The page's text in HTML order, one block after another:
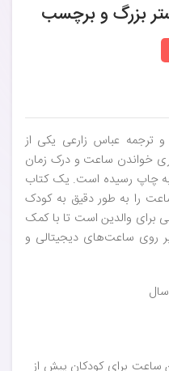
بزرگ و برچسب
ترجمه عباس زارعی یکی از
خواندن ساعت و درک زمان
چاپ رسیده است. یک کتاب
را به طور دقیق به کودک
برای والدین است تا با کمک
روی ساعت‌های دیجیتالی و